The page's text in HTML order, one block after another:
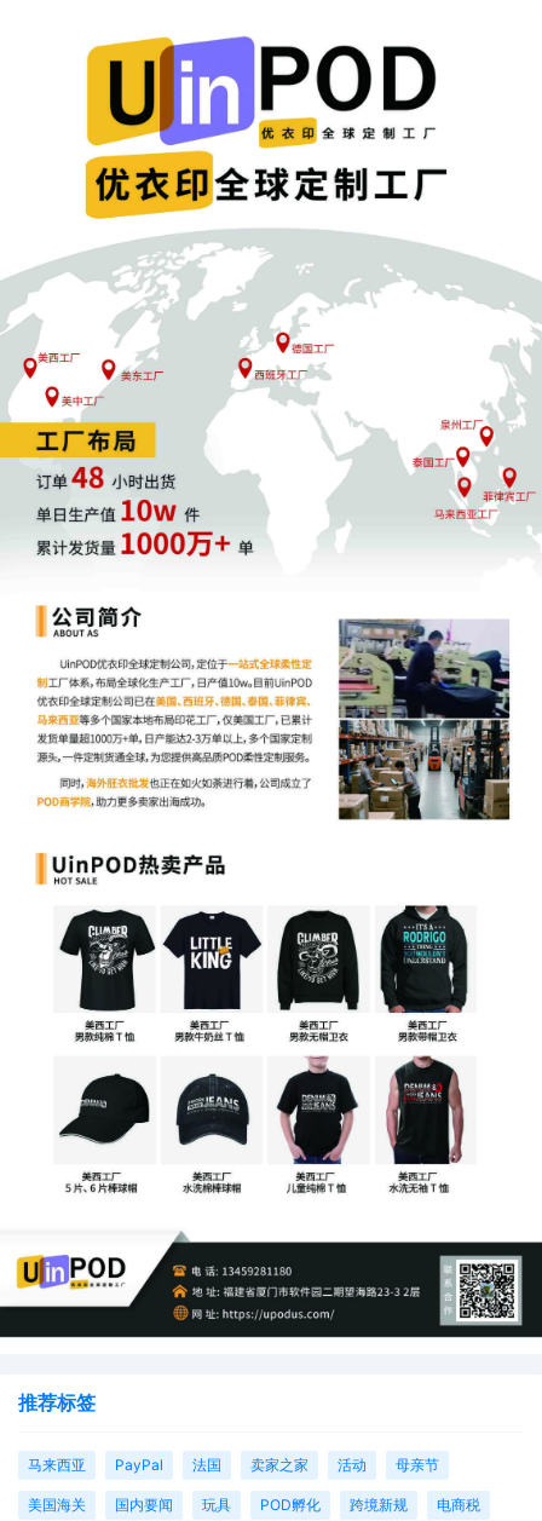
推荐标签
马来西亚 PayPal 法国 卖家之家 活动 母亲节
美国海关 国内要闻 玩具 POD孵化 跨境新规 电商税